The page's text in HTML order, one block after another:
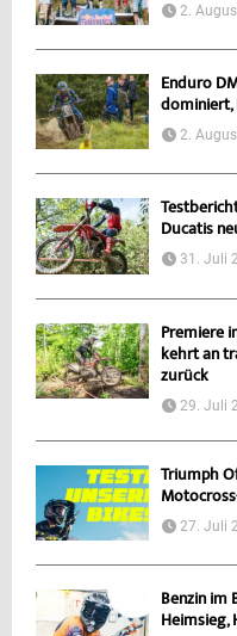
2.
Enduro
dominiert,
2.
Ducatis
31. Juli
Premiere
kehrt an
zurück
29. Juli
Triumph
27. Juli
Benzin im
Heimsieg,